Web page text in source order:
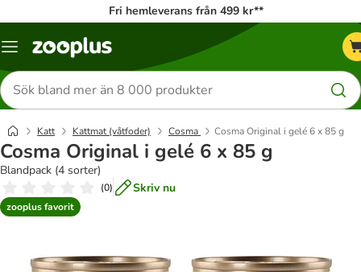
Fri hemleverans från 499 kr**
Katalogmeny
Sök
efter
produkter
Katt Kattmat (våtfoder) Cosma Cosma Original i gelé 6 x 85 g
Cosma Original i gelé 6 x 85 g
Blandpack (4 sorter)
(0) Skriv nu
zooplus favorit